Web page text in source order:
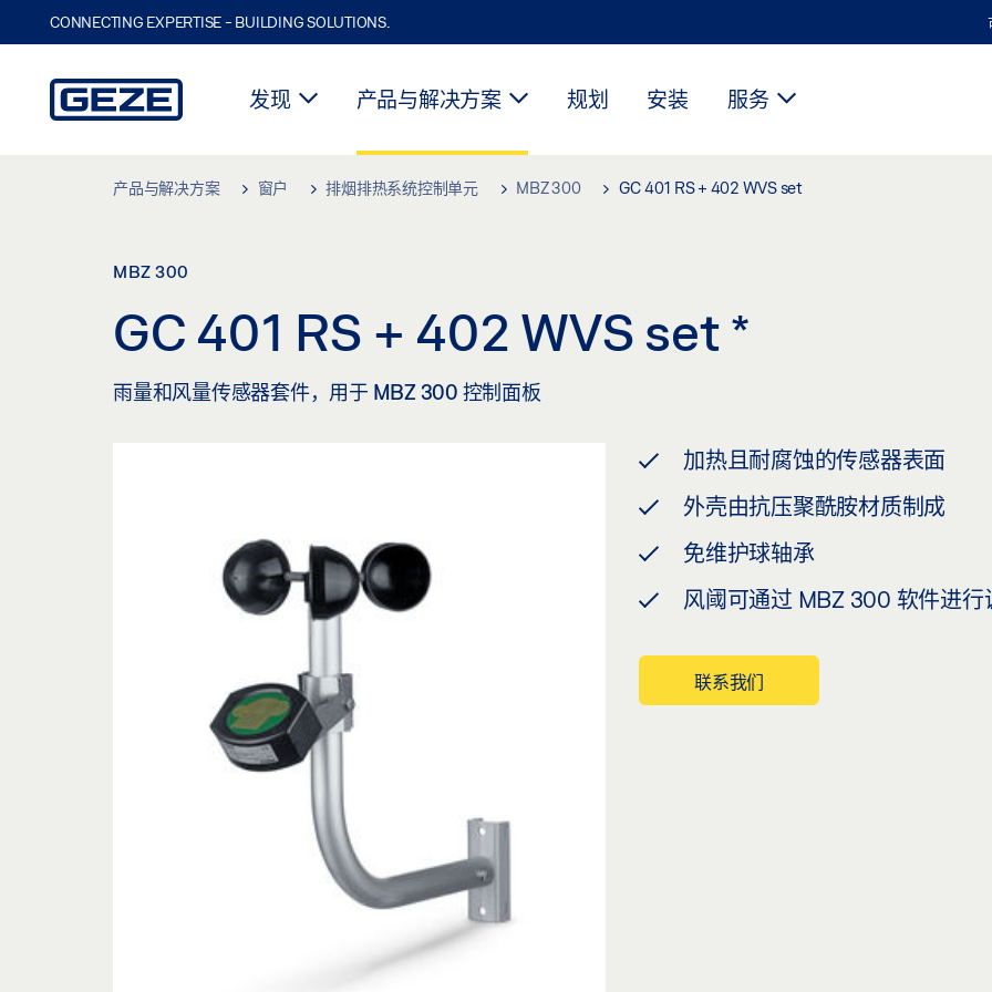
CONNECTING EXPERTISE - BUILDING SOLUTIONS.
发现 产品与解决方案 规划 安装 服务
产品与解决方案 窗户 排烟排热系统控制单元 MBZ 300 GC 401 RS + 402 WVS set
MBZ 300
GC 401 RS + 402 WVS set *
雨量和风量传感器套件，用于 MBZ 300 控制面板
加热且耐腐蚀的传感器表面
外壳由抗压聚酰胺材质制成
免维护球轴承
风阈可通过 MBZ 300 软件进行
联系我们